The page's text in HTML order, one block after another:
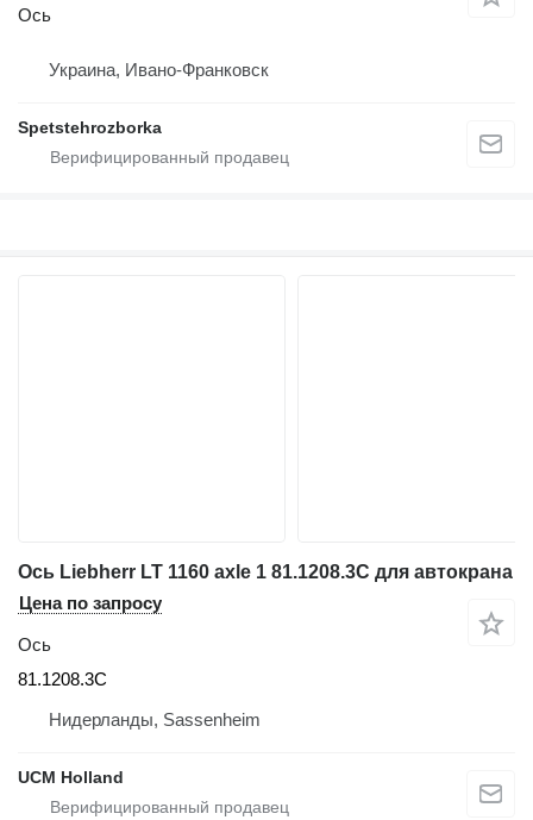
Ось
Украина, Ивано-Франковск
Spetstehrozborka
Ось Liebherr LT 1160 axle 1 81.1208.3C для автокрана
Цена по запросу
Ось
81.1208.3C
Нидерланды, Sassenheim
UCM Holland